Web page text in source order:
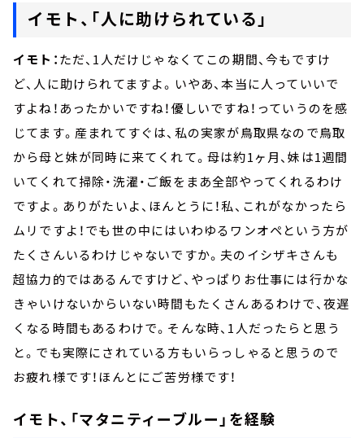
イモト、「人に助けられている」
イモト：ただ、1人だけじゃなくてこの期間、今もですけ
ど、人に助けられてますよ。いやあ、本当に人っていいで
すよね！あったかいですね！優しいですね！っていうのを感
じてます。産まれてすぐは、私の実家が鳥取県なので鳥取
から母と妹が同時に来てくれて。母は約1ヶ月、妹は1週間
いてくれて掃除・洗濯・ご飯をまあ全部やってくれるわけ
ですよ。ありがたいよ、ほんとうに！私、これがなかったら
ムリですよ！でも世の中にはいわゆるワンオペという方が
たくさんいるわけじゃないですか。夫のイシザキさんも
超協力的ではあるんですけど、やっぱりお仕事には行かな
きゃいけないからいない時間もたくさんあるわけで、夜遅
くなる時間もあるわけで。そんな時、1人だったらと思う
と。でも実際にされている方もいらっしゃると思うので
お疲れ様です！ほんとにご苦労様です！
イモト、「マタニティーブルー」を経験